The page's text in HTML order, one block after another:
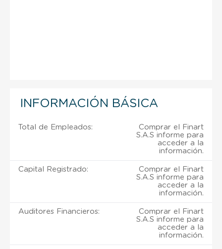
INFORMACIÓN BÁSICA
Total de Empleados:
Comprar el Finart
S.A.S informe para
acceder a la
información.
Capital Registrado:
Comprar el Finart
S.A.S informe para
acceder a la
información.
Auditores Financieros:
Comprar el Finart
S.A.S informe para
acceder a la
información.